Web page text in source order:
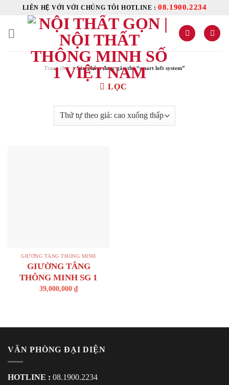
content
LIÊN HỆ VỚI VỚI CHÚNG TÔI HOTLINE :08.1900.2234
Trang chủ / Sản phẩm được gắn thẻ “smart loft system”
LỌC
GIƯỜNG TẦNG THÔNG MINH
GIƯỜNG TÂNG
THÔNG MINH SG 1
39,000,000 ₫
VĂN PHÒNG ĐẠI DIỆN
HOTLINE : 08.1900.2234